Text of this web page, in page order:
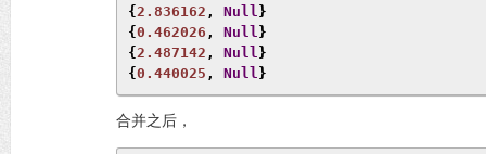
{ 2.836162 , Null }
{ 0.462026 , Null }
{ 2.487142 , Null }
{ 0.440025 , Null }
合并之后，